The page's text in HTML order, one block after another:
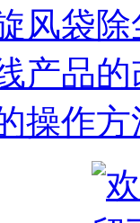
风袋除
产品的
操作方